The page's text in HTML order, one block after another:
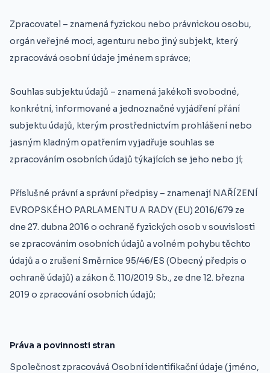
Zpracovatel – znamená fyzickou nebo právnickou osobu,
orgán veřejné moci, agenturu nebo jiný subjekt, který
zpracovává osobní údaje jménem správce;
Souhlas subjektu údajů – znamená jakékoli svobodné,
konkrétní, informované a jednoznačné vyjádření přání
subjektu údajů, kterým prostřednictvím prohlášení nebo
jasným kladným opatřením vyjadřuje souhlas se
zpracováním osobních údajů týkajících se jeho nebo jí;
Příslušné právní a správní předpisy – znamenají NAŘÍZENÍ
EVROPSKÉHO PARLAMENTU A RADY (EU) 2016/679 ze
dne 27. dubna 2016 o ochraně fyzických osob v souvislosti
se zpracováním osobních údajů a volném pohybu těchto
údajů a o zrušení Směrnice 95/46/ES (Obecný předpis o
ochraně údajů) a zákon č. 110/2019 Sb., ze dne 12. března
2019 o zpracování osobních údajů;
Práva a povinnosti stran
Společnost zpracovává Osobní identifikační údaje (jméno,